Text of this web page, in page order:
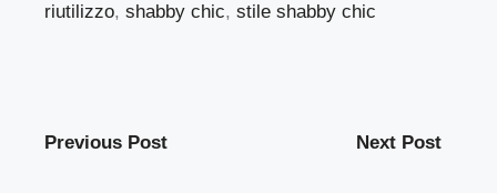
riutilizzo, shabby chic, stile shabby chic
Previous Post Next Post